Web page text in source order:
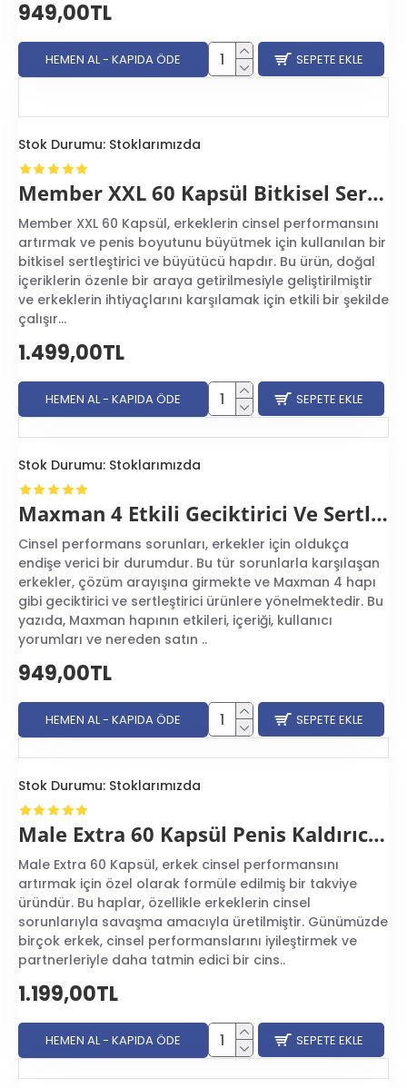
949,00TL
HEMEN AL - KAPIDA ÖDE SEPETE EKLE
Stok Durumu: Stoklarımızda
Member XXL 60 Kapsül Bitkisel Sertleştirici Büyütücü Hap
Member XXL 60 Kapsül, erkeklerin cinsel performansını
artırmak ve penis boyutunu büyütmek için kullanılan bir
bitkisel sertleştirici ve büyütücü hapdır. Bu ürün, doğal
içeriklerin özenle bir araya getirilmesiyle geliştirilmiştir
ve erkeklerin ihtiyaçlarını karşılamak için etkili bir şekilde
çalışır...
1.499,00TL
HEMEN AL - KAPIDA ÖDE SEPETE EKLE
Stok Durumu: Stoklarımızda
Maxman 4 Etkili Geciktirici Ve Sertleştirici Hap
Cinsel performans sorunları, erkekler için oldukça
endişe verici bir durumdur. Bu tür sorunlarla karşılaşan
erkekler, çözüm arayışına girmekte ve Maxman 4 hapı
gibi geciktirici ve sertleştirici ürünlere yönelmektedir. Bu
yazıda, Maxman hapının etkileri, içeriği, kullanıcı
yorumları ve nereden satın ..
949,00TL
HEMEN AL - KAPIDA ÖDE SEPETE EKLE
Stok Durumu: Stoklarımızda
Male Extra 60 Kapsül Penis Kaldırıcı Hap
Male Extra 60 Kapsül, erkek cinsel performansını
artırmak için özel olarak formüle edilmiş bir takviye
üründür. Bu haplar, özellikle erkeklerin cinsel
sorunlarıyla savaşma amacıyla üretilmiştir. Günümüzde
birçok erkek, cinsel performanslarını iyileştirmek ve
partnerleriyle daha tatmin edici bir cins..
1.199,00TL
HEMEN AL - KAPIDA ÖDE SEPETE EKLE